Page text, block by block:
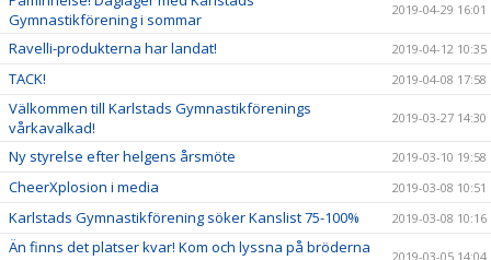
Gymnastikförening i sommar
2019-04-29 16:01
Ravelli-produkterna har landat! 2019-04-12 10:35
TACK! 2019-04-08 17:58
Välkommen till Karlstads Gymnastikförenings
vårkavalkad!
2019-03-27 14:30
Ny styrelse efter helgens årsmöte 2019-03-10 19:58
CheerXplosion i media 2019-03-08 10:51
Karlstads Gymnastikförening söker Kanslist 75-100% 2019-03-08 10:16
Än finns det platser kvar! Kom och lyssna på bröderna
2019-03-05 14:04